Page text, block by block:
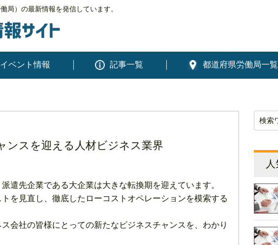
局）の最新情報を発信しています。
イベント情報 記事一覧 都道府県労働局一覧
ンスを迎える人材ビジネス業界
遣先企業である大企業は大きな転換期を迎えています。
を見直し、徹底したローコストオペレーションを模索する
会社の皆様にとっての新たなビジネスチャンスを、わかり